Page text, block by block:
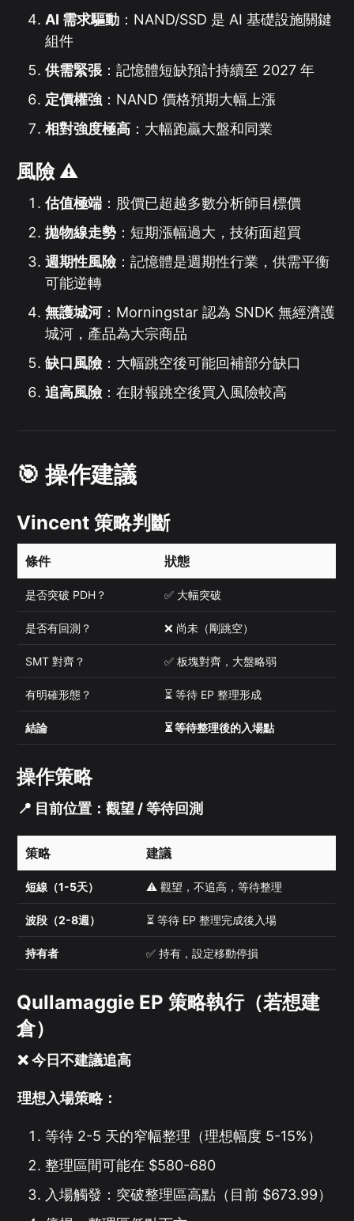
AI 需求驅動 ：NAND/SSD 是 AI 基礎設施關鍵
組件
供需緊張：記憶體短缺預計持續至 2027 年
定價權強 ：NAND 價格預期大幅上漲
相對強度極高 ：大幅跑贏大盤和同業
風險 ⚠️
估值極端 ：股價已超越多數分析師目標價
拋物線走勢 ：短期漲幅過大，技術面超買
週期性風險：記憶體是週期性行業，供需平衡
可能逆轉
無護城河：Morningstar 認為 SNDK 無經濟護
城河，產品為大宗商品
缺口風險：大幅跳空後可能回補部分缺口
追高風險：在財報跳空後買入風險較高
🎯 操作建議
Vincent 策略判斷
條件 狀態
是否突破 PDH？ ✅ 大幅突破
是否有回測？ ❌ 尚未（剛跳空）
SMT 對齊？ ✅ 板塊對齊，大盤略弱
有明確形態？ ⏳ 等待 EP 整理形成
結論 ⏳ 等待整理後的入場點
操作策略
📍 目前位置：觀望 / 等待回測
策略 建議
短線（1-5天） ⚠️ 觀望，不追高，等待整理
波段（2-8週） ⏳ 等待 EP 整理完成後入場
持有者 ✅ 持有，設定移動停損
Qullamaggie EP 策略執行（若想建
倉）
❌ 今日不建議追高
理想入場策略：
等待 2-5 天的窄幅整理（理想幅度 5-15%）
整理區間可能在 $580-680
入場觸發：突破整理區高點（目前 $673.99）